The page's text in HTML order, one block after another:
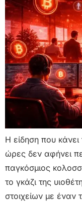
Η είδηση που κάνει
ώρες δεν αφήνει
παγκόσμιος
το γκάζι της
στοιχείων με έναν